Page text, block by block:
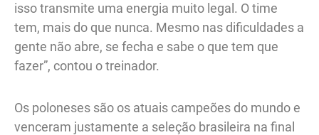
isso transmite uma energia muito legal. O time
tem, mais do que nunca. Mesmo nas dificuldades a
gente não abre, se fecha e sabe o que tem que
fazer”, contou o treinador.
Os poloneses são os atuais campeões do mundo e
venceram justamente a seleção brasileira na final